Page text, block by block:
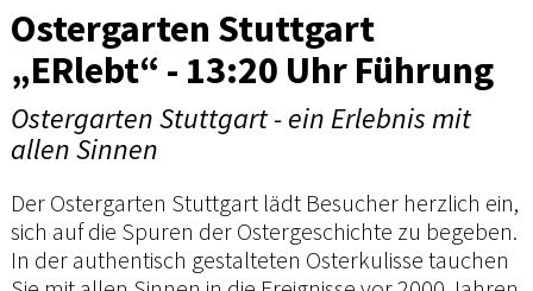
Ostergarten Stuttgart
„ERlebt“ - 13:20 Uhr Führung
Ostergarten Stuttgart - ein Erlebnis mit
allen Sinnen
Der Ostergarten Stuttgart lädt Besucher herzlich ein,
sich auf die Spuren der Ostergeschichte zu begeben.
In der authentisch gestalteten Osterkulisse tauchen